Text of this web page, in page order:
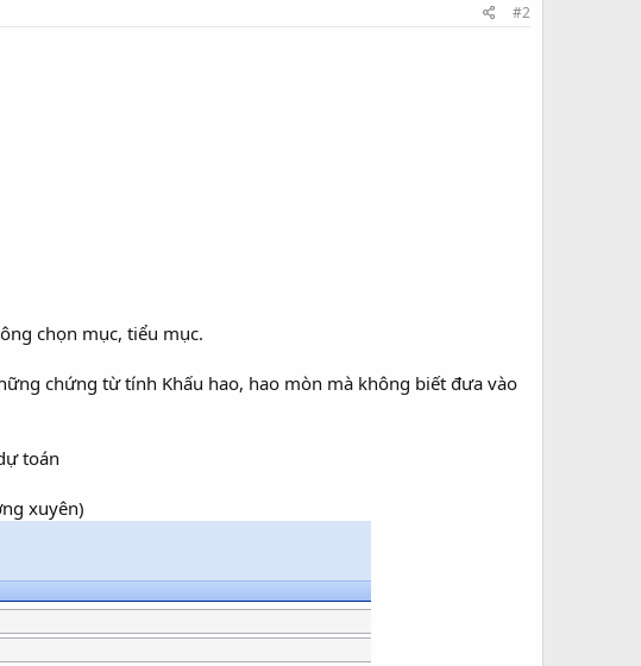
#2
chọn mục, tiểu mục.
chứng từ tính Khấu hao, hao mòn mà không biết đưa vào
toán
xuyên)